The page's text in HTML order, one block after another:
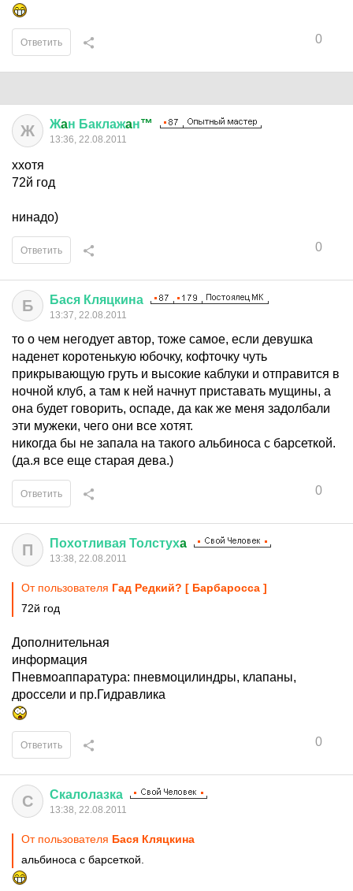
0
Ответить
Ж Жaн Баклажaн™
13:36, 22.08.2011
ххотя
72й год
нинадо)
0
Ответить
Б Бася Кляцкина
13:37, 22.08.2011
то о чем негодует автор, тоже самое, если девушка
наденет коротенькую юбочку, кофточку чуть
прикрывающую груть и высокие каблуки и отправится в
ночной клуб, а там к ней начнут приставать мущины, а
она будет говорить, оспаде, да как же меня задолбали
эти мужеки, чего они все хотят.
никогда бы не запала на такого альбиноса с барсеткой.
(да.я все еще старая дева.)
0
Ответить
П Похотливая Толстухa
13:38, 22.08.2011
От пользователя Гaд Рeдкий? [ Бaрбарoсса ]
72й год
Дополнительная
информация
Пневмоаппаратура: пневмоцилиндры, клапаны,
дроссели и пр.Гидравлика
0
Ответить
С Скалолазка
13:38, 22.08.2011
От пользователя Бася Кляцкина
альбиноса с барсеткой.